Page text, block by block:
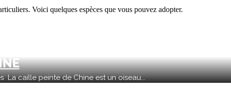
Voici quelques espèces que vous pouvez adopter.
La caille peinte de Chine est un oiseau...